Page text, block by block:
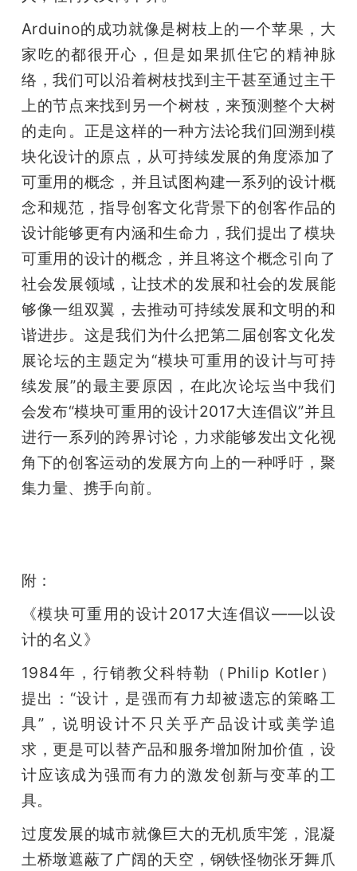
Arduino的成功就像是树枝上的一个苹果，大
家吃的都很开心，但是如果抓住它的精神脉
络，我们可以沿着树枝找到主干甚至通过主干
上的节点来找到另一个树枝，来预测整个大树
的走向。正是这样的一种方法论我们回溯到模
块化设计的原点，从可持续发展的角度添加了
可重用的概念，并且试图构建一系列的设计概
念和规范，指导创客文化背景下的创客作品的
设计能够更有内涵和生命力，我们提出了模块
可重用的设计的概念，并且将这个概念引向了
社会发展领域，让技术的发展和社会的发展能
够像一组双翼，去推动可持续发展和文明的和
谐进步。这是我们为什么把第二届创客文化发
展论坛的主题定为“模块可重用的设计与可持
续发展”的最主要原因，在此次论坛当中我们
会发布“模块可重用的设计2017大连倡议”并且
进行一系列的跨界讨论，力求能够发出文化视
角下的创客运动的发展方向上的一种呼吁，聚
集力量、携手向前。
附：
《模块可重用的设计2017大连倡议——以设
计的名义》
1984年，行销教父科特勒（Philip Kotler）
提出：“设计，是强而有力却被遗忘的策略工
具”，说明设计不只关乎产品设计或美学追
求，更是可以替产品和服务增加附加价值，设
计应该成为强而有力的激发创新与变革的工
具。
过度发展的城市就像巨大的无机质牢笼，混凝
土桥墩遮蔽了广阔的天空，钢铁怪物张牙舞爪